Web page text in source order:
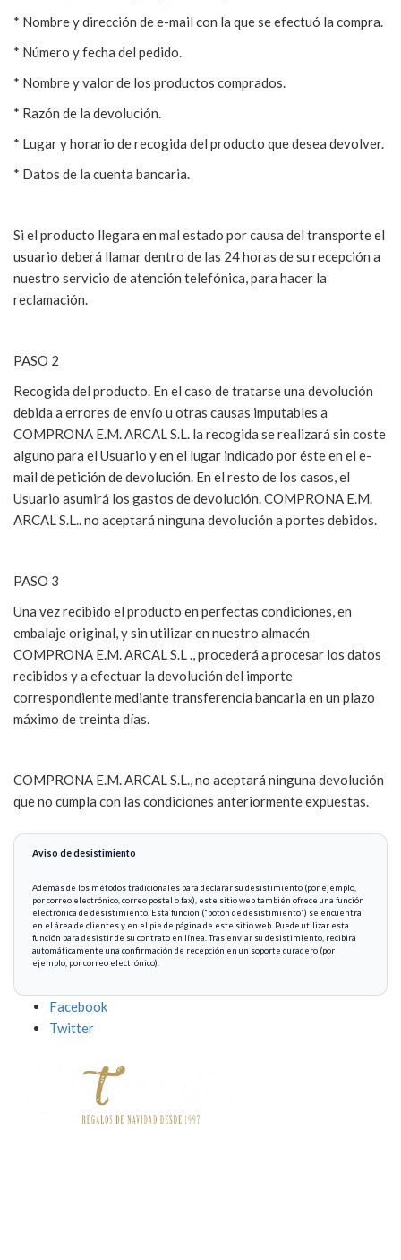
* Nombre y dirección de e-mail con la que se efectuó la compra.
* Número y fecha del pedido.
* Nombre y valor de los productos comprados.
* Razón de la devolución.
* Lugar y horario de recogida del producto que desea devolver.
* Datos de la cuenta bancaria.
Si el producto llegara en mal estado por causa del transporte el
usuario deberá llamar dentro de las 24 horas de su recepción a
nuestro servicio de atención telefónica, para hacer la
reclamación.
PASO 2
Recogida del producto. En el caso de tratarse una devolución
debida a errores de envío u otras causas imputables a
COMPRONA E.M. ARCAL S.L. la recogida se realizará sin coste
alguno para el Usuario y en el lugar indicado por éste en el e-
mail de petición de devolución. En el resto de los casos, el
Usuario asumirá los gastos de devolución. COMPRONA E.M.
ARCAL S.L.. no aceptará ninguna devolución a portes debidos.
PASO 3
Una vez recibido el producto en perfectas condiciones, en
embalaje original, y sin utilizar en nuestro almacén
COMPRONA E.M. ARCAL S.L ., procederá a procesar los datos
recibidos y a efectuar la devolución del importe
correspondiente mediante transferencia bancaria en un plazo
máximo de treinta días.
COMPRONA E.M. ARCAL S.L., no aceptará ninguna devolución
que no cumpla con las condiciones anteriormente expuestas.
Aviso de desistimiento
Además de los métodos tradicionales para declarar su desistimiento (por ejemplo,
por correo electrónico, correo postal o fax), este sitio web también ofrece una función
electrónica de desistimiento. Esta función ("botón de desistimiento") se encuentra
en el área de clientes y en el pie de página de este sitio web. Puede utilizar esta
función para desistir de su contrato en línea. Tras enviar su desistimiento, recibirá
automáticamente una confirmación de recepción en un soporte duradero (por
Facebook
Twitter